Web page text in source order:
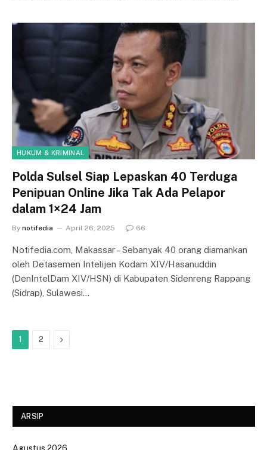
HUKUM & KRIMINAL
Polda Sulsel Siap Lepaskan 40 Terduga
Penipuan Online Jika Tak Ada Pelapor
dalam 1×24 Jam
By notifedia April 26, 2025 66
Notifedia.com, Makassar – Sebanyak 40 orang diamankan
oleh Detasemen Intelijen Kodam XIV/Hasanuddin
(DenIntelDam XIV/HSN) di Kabupaten Sidenreng Rappang
(Sidrap), Sulawesi…
1 2 Next
ARSIP